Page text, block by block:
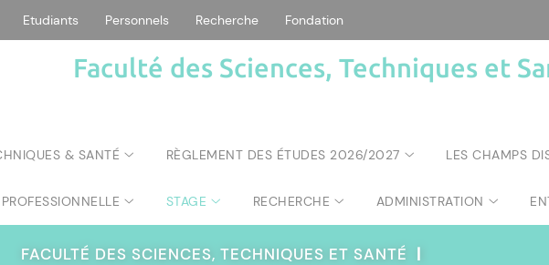
Etudiants Personnels Recherche Fondation
Faculté des Sciences, Techniques et
& SANTÉ RÈGLEMENT DES ÉTUDES 2026/2027 LES CHAMPS
STAGE RECHERCHE ADMINISTRATION
FACULTÉ DES SCIENCES, TECHNIQUES ET SANTÉ |